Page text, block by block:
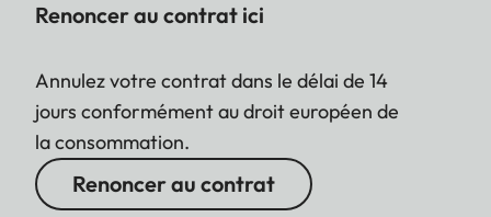
Renoncer au contrat ici
Annulez votre contrat dans le délai de 14
jours conformément au droit européen de
la consommation.
Renoncer au contrat